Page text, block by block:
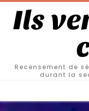
Ils
Recensement de
durant la